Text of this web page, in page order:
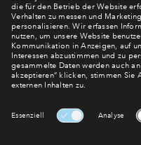
Verpassen Sie zu
mehr! Wir halten Sie
regelmäßig
über den Stand